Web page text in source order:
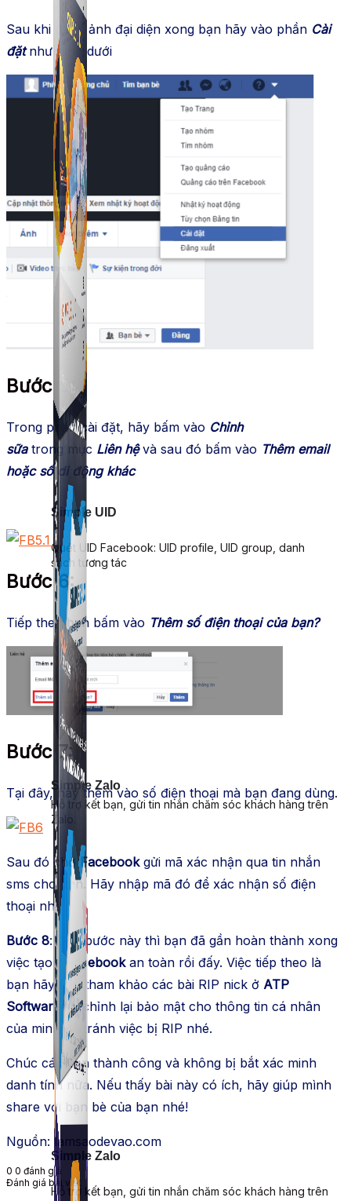
Simple UID
Quét UID Facebook: UID profile, UID group, danh
sách tương tác
Simple Zalo
Hỗ trợ kết bạn, gửi tin nhắn chăm sóc khách hàng trên
Zalo.
Simple UID
Quét UID Facebook: UID profile, UID group, danh
sách tương tác
Simple Zalo
Hỗ trợ kết bạn, gửi tin nhắn chăm sóc khách hàng trên
Sau khi đăng ảnh đại diện xong bạn hãy vào phần Cài
đặtnhư hình dưới
Bước 5
Trong phần cài đặt, hãy bấm vào Chỉnh
sữatrong mục Liên hệvà sau đó bấm vào Thêm email
hoặc số di động khác
Bước 6:
Tiếp theo bạn bấm vào Thêm số điện thoại của bạn?
Bước 7:
Tại đây, hãy thêm vào số điện thoại mà bạn đang dùng.
Sau đó chờ Facebookgửi mã xác nhận qua tin nhắn
sms cho bạn. Hãy nhập mã đó để xác nhận số điện
thoại nhé.
Bước 8: Đến bước này thì bạn đã gần hoàn thành xong
việc tạo 1 Facebookan toàn rồi đấy. Việc tiếp theo là
bạn hãy vào tham khảo các bài RIP nick ở ATP
Software và chỉnh lại bảo mật cho thông tin cá nhân
của minh để tránh việc bị RIP nhé.
Chúc các bạn thành công và không bị bắt xác minh
danh tính nữa. Nếu thấy bài này có ích, hãy giúp mình
share với bạn bè của bạn nhé!
Nguồn: lamsaodevao.com
0 0 đánh giá
Đánh giá bài viết